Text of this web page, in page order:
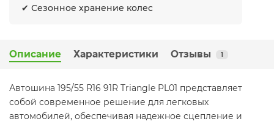
✔ Сезонное хранение колес
Описание Характеристики Отзывы 1
Автошина 195/55 R16 91R Triangle PL01 представляет
собой современное решение для легковых
автомобилей, обеспечивая надежное сцепление и